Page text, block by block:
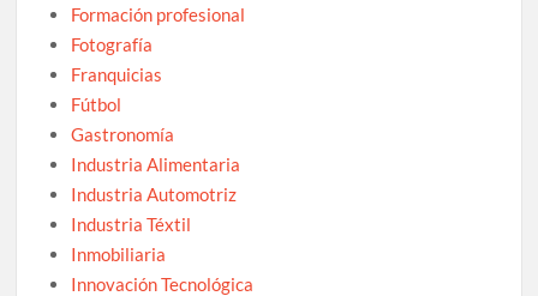
Formación profesional
Fotografía
Franquicias
Fútbol
Gastronomía
Industria Alimentaria
Industria Automotriz
Industria Téxtil
Inmobiliaria
Innovación Tecnológica